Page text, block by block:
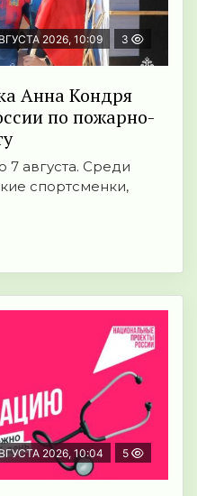
2026, 10:09 3
Анна Кондря
по пожарно-
7 августа. Среди
спортсменки,
2026, 10:04 5